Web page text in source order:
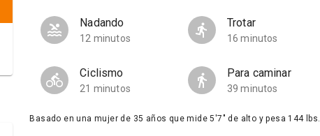
Nadando
12 minutos
Trotar
16 minutos
Ciclismo
21 minutos
Para caminar
39 minutos
Basado en una mujer de 35 años que mide 5'7" de alto y pesa 144 lbs.